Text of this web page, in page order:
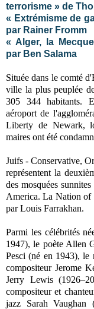
terrorisme » de
« Extrémisme de
par Rainer Fromm
« Alger, la
par Ben Salama
Située dans le comté
ville la plus peuplée
305 344 habitants.
aéroport de
Liberty de Newark,
maires ont été
Juifs - Conservative,
représentent la
des mosquées
America. La Nation of
par Louis Farrakhan.
Parmi les célébrités
1947), le poète Allen
Pesci (né en 1943), le
compositeur Jerome
Jerry Lewis
compositeur et
jazz Sarah Vaughan